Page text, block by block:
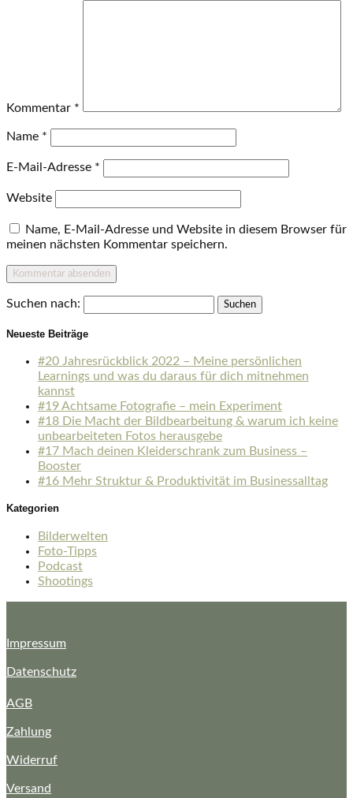
Kommentar *
Name *
E-Mail-Adresse *
Website
Name, E-Mail-Adresse und Website in diesem Browser für
meinen nächsten Kommentar speichern.
Suchen nach:
Neueste Beiträge
#20 Jahresrückblick 2022 – Meine persönlichen
Learnings und was du daraus für dich mitnehmen
kannst
#19 Achtsame Fotografie – mein Experiment
#18 Die Macht der Bildbearbeitung & warum ich keine
unbearbeiteten Fotos herausgebe
#17 Mach deinen Kleiderschrank zum Business –
Booster
#16 Mehr Struktur & Produktivität im Businessalltag
Kategorien
Bilderwelten
Foto-Tipps
Podcast
Shootings
Impressum
Datenschutz
AGB
Zahlung
Widerruf
Versand